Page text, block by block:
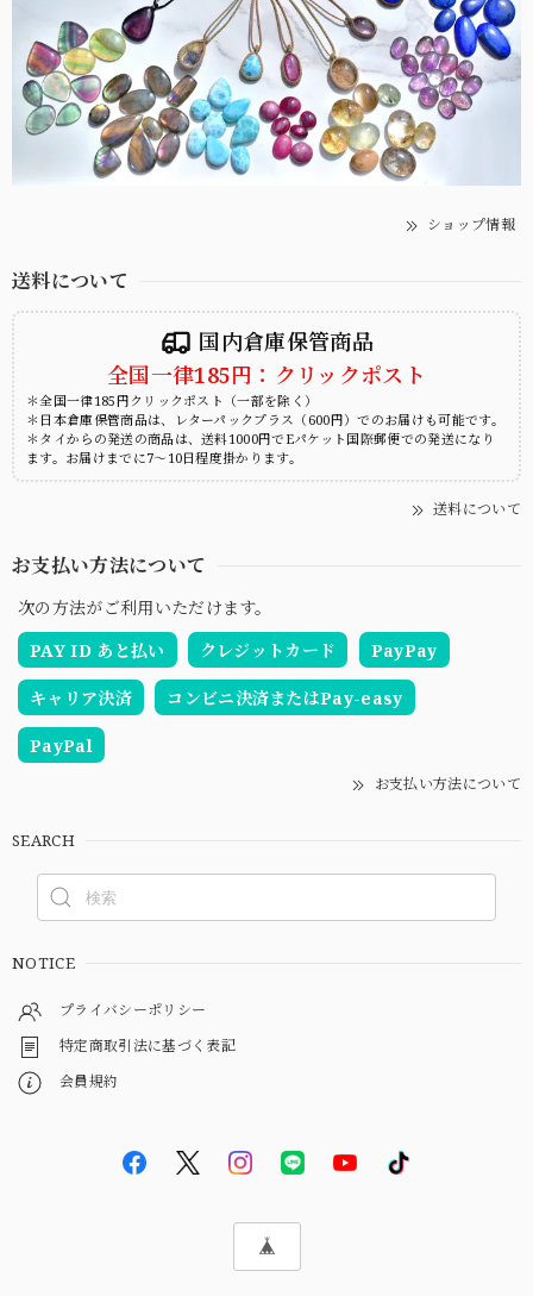
ショップ情報
送料について
国内倉庫保管商品
全国一律185円：クリックポスト
＊全国一律185円クリックポスト（一部を除く）
＊日本倉庫保管商品は、レターパックプラス（600円）でのお届けも可能です。
＊タイからの発送の商品は、送料1000円でEパケット国際郵便での発送になり
ます。お届けまでに7～10日程度掛かります。
送料について
お支払い方法について
次の方法がご利用いただけます。
PAY ID あと払い
クレジットカード PayPay
キャリア決済 コンビニ決済またはPay-easy
PayPal
お支払い方法について
SEARCH
NOTICE
プライバシーポリシー
特定商取引法に基づく表記
会員規約